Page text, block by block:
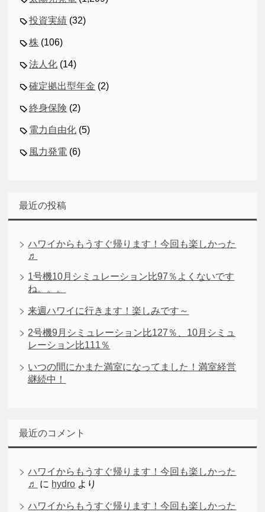
投資実績 (32)
株 (106)
法人化 (14)
確定拠出型年金 (2)
終身保険 (2)
電力自由化 (5)
風力発電 (6)
最近の投稿
ハワイからもうすぐ帰ります！今回も楽しかった
♬
1号機10月シミュレーション比97％よくないです
ね。。。
来週ハワイに行きます！楽しみです～
2号機9月シミュレーション比127％、10月シミュ
レーション比111％
いつの間にかまた満室になってました！満室経営
継続中！
最近のコメント
ハワイからもうすぐ帰ります！今回も楽しかった
♬
に hydro より
ハワイからもうすぐ帰ります！今回も楽しかった